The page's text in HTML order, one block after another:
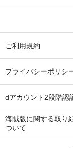
ご利用規約
プライバシーポリシ
dアカウント2段階認
海賊版に関する取り
ついて